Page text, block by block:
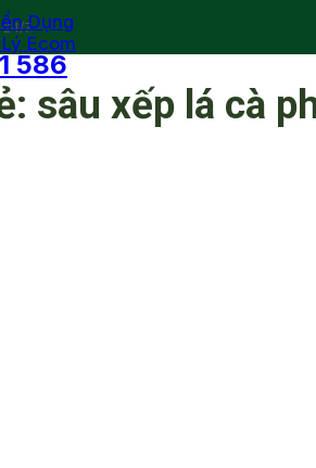
24/7
586
Dụng
Ecom
sâu xếp lá cà